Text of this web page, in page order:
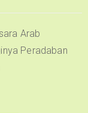
Arab
Peradaban